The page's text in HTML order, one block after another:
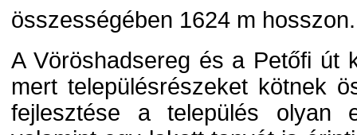
összességében 1624 m hosszon.
A Vöröshadsereg és a Petőfi út
mert településrészeket kötnek
fejlesztése a település olyan